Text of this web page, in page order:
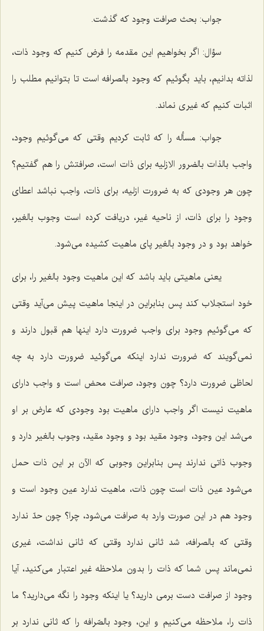
جواب: بحث صرافت وجود كه گذشت.
سؤال: اگر بخواهیم این مقدمه را فرض كنیم كه وجود ذات،
لذاته بدانیم، باید بگوئیم كه وجود بالصرافه است تا بتوانیم مطلب را
اثبات كنیم كه غیرى نماند.
جواب: مسأله را كه ثابت كردیم وقتى كه مى‌گوئیم وجود،
واجب بالذات بالضرور الازلیه براى ذات است، صرافتش را هم گفتیم؟
چون هر وجودى كه به ضرورت ازلیه، براى ذات، واجب نباشد اعطاى
وجود را براى ذات، از ناحیه غیر، دریافت كرده است وجوب بالغیر،
خواهد بود و در وجود بالغیر پاى ماهیت كشیده مى‌شود.
یعنى ماهیتى باید باشد كه این ماهیت وجود بالغیر را، براى
خود استجلاب كند پس بنابراین در اینجا ماهیت پیش مى‌آید وقتى
كه مى‌گوئیم وجود براى واجب ضرورت دارد اینها هم قبول دارند و
نمى‌گویند كه ضرورت ندارد اینكه مى‌گوئید ضرورت دارد به چه
لحاظى ضرورت دارد؟ چون وجود، صرافت محض است و واجب داراى
ماهیت نیست اگر واجب داراى ماهیت بود وجودى كه عارض بر او
مى‌شد این وجود، وجود مقید بود و وجود مقید، وجوب بالغیر دارد و
وجوب ذاتى ندارند پس بنابراین وجوبى كه الآن بر این ذات حمل
مى‌شود عین ذات است چون ذات، ماهیت ندارد عین وجود است و
وجود هم در این صورت وارد به صرافت مى‌شود، چرا؟ چون حدّ ندارد
وقتى كه بالصرافه، شد ثانى ندارد وقتى كه ثانى نداشت، غیرى
نمى‌ماند پس شما كه ذات را بدون ملاحظه غیر اعتبار مى‌كنید، آیا
وجود از صرافت دست برمى دارید؟ یا اینكه وجود را نگه مى‌دارید؟ ما
ذات را، ملاحظه مى‌كنیم و این، وجود بالصّرافه را كه ثانى ندارد بر